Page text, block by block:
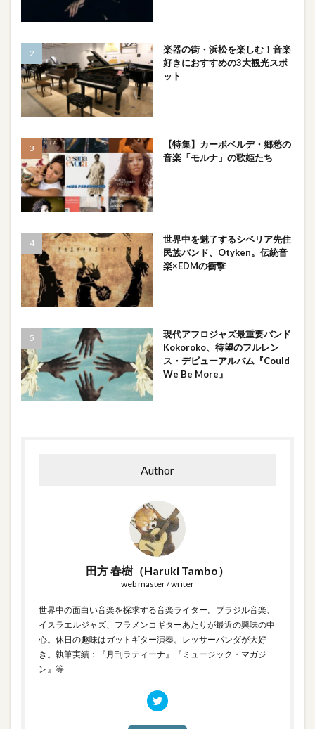
楽器の街・浜松を楽しむ！音楽
好きにおすすめの3大観光スポ
ット
【特集】カーボベルデ・郷愁の
音楽「モルナ」の歌姫たち
世界中を魅了するシベリア先住
民族バンド、Otyken。伝統音
楽×EDMの衝撃
現代アフロジャズ最重要バンド
Kokoroko、待望のフルレン
ス・デビューアルバム『Could
We Be More』
Author
田方 春樹（Haruki Tambo）
web master / writer
世界中の面白い音楽を探求する音楽ライター。ブラジル音楽、
イスラエルジャズ、フラメンコギターあたりが最近の興味の中
心。休日の趣味はガットギター演奏。レッサーパンダが大好
き。執筆実績：『月刊ラティーナ』『ミュージック・マガジ
ン』等